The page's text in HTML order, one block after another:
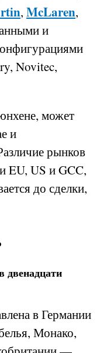
, McLaren,
и
Novitec,
может
и
рынков
EU, US и GCC,
до сделки,
двенадцати
в Германии
Монако,